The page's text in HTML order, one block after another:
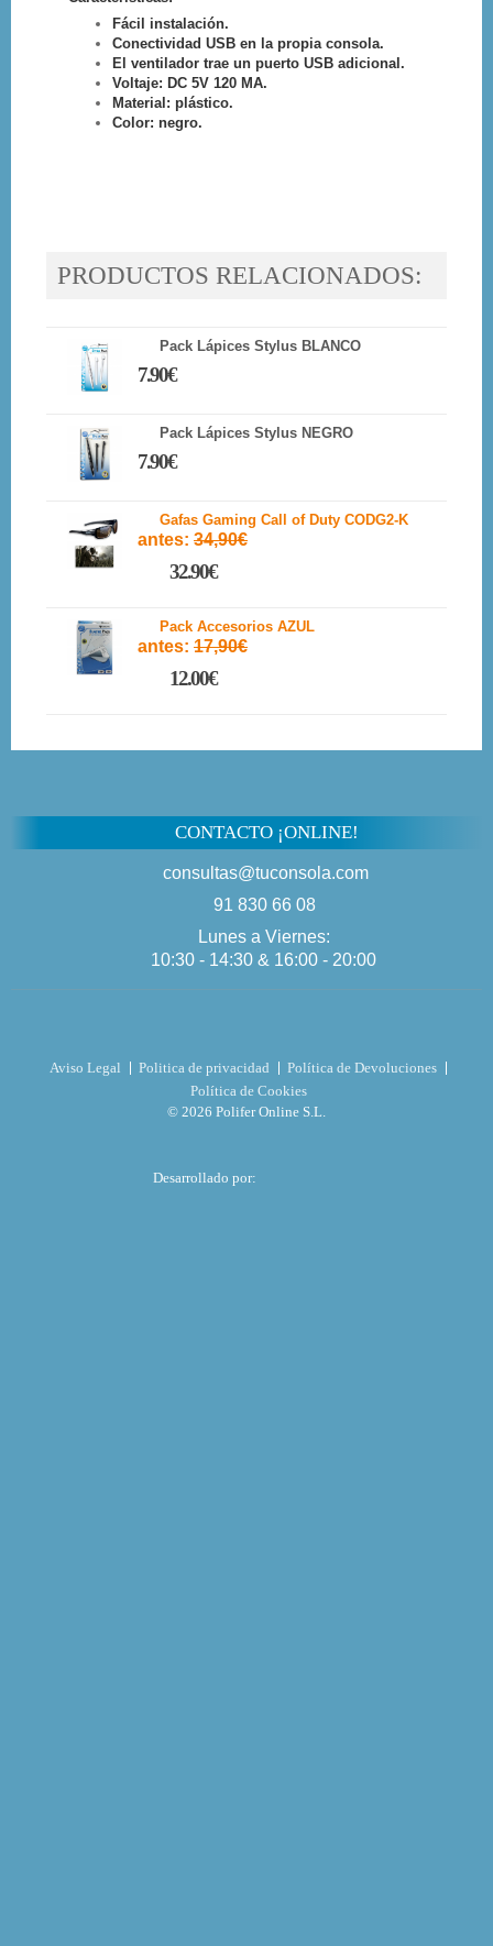
Fácil instalación.
Conectividad USB en la propia consola.
El ventilador trae un puerto USB adicional.
Voltaje: DC 5V 120 MA.
Material: plástico.
Color: negro.
PRODUCTOS RELACIONADOS:
Pack Lápices Stylus BLANCO
7.90€
Pack Lápices Stylus NEGRO
7.90€
Gafas Gaming Call of Duty CODG2-K
antes: 34,90€
32.90€
Pack Accesorios AZUL
antes: 17,90€
12.00€
CONTACTO ¡ONLINE!
consultas@tuconsola.com
91 830 66 08
Lunes a Viernes:
10:30 - 14:30 & 16:00 - 20:00
Aviso Legal Politica de privacidad
Política de Devoluciones
Política de Cookies
© 2026 Polifer Online S.L.
Desarrollado por: